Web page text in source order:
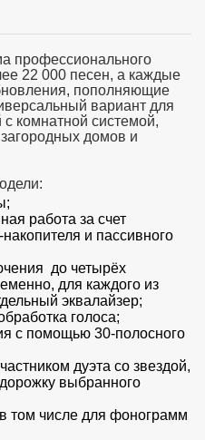
профессионального
22 000 песен, а каждые
пополняющие
вариант для
комнатной системой,
домов и
работа за счет
и пассивного
до четырёх
для каждого из
эквалайзер;
голоса;
с помощью 30-полосного
дуэта со звездой,
выбранного
том числе для фонограмм